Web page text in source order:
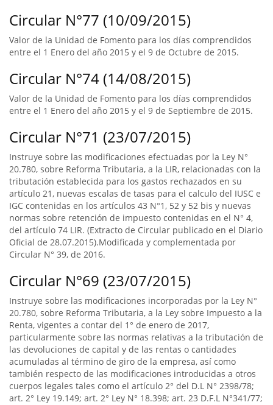
Circular N°77 (10/09/2015)
Valor de la Unidad de Fomento para los días comprendidos
entre el 1 Enero del año 2015 y el 9 de Octubre de 2015.
Circular N°74 (14/08/2015)
Valor de la Unidad de Fomento para los días comprendidos
entre el 1 Enero del año 2015 y el 9 de Septiembre de 2015.
Circular N°71 (23/07/2015)
Instruye sobre las modificaciones efectuadas por la Ley N°
20.780, sobre Reforma Tributaria, a la LIR, relacionadas con la
tributación establecida para los gastos rechazados en su
artículo 21, nuevas escalas de tasas para el calculo del IUSC e
IGC contenidas en los artículos 43 N°1, 52 y 52 bis y nuevas
normas sobre retención de impuesto contenidas en el N° 4,
del artículo 74 LIR. (Extracto de Circular publicado en el Diario
Oficial de 28.07.2015).Modificada y complementada por
Circular N° 39, de 2016.
Circular N°69 (23/07/2015)
Instruye sobre las modificaciones incorporadas por la Ley N°
20.780, sobre Reforma Tributaria, a la Ley sobre Impuesto a la
Renta, vigentes a contar del 1° de enero de 2017,
particularmente sobre las normas relativas a la tributación de
las devoluciones de capital y de las rentas o cantidades
acumuladas al término de giro de la empresa, así como
también respecto de las modificaciones introducidas a otros
cuerpos legales tales como el artículo 2° del D.L N° 2398/78;
art. 2° Ley 19.149; art. 2° Ley N° 18.398; art. 23 D.F.L N°341/77;